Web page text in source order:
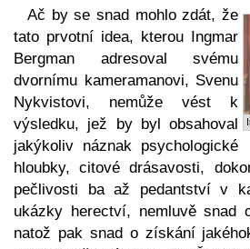
Ač by se snad mohlo zdát, že
tato prvotní idea, kterou Ingmar
Bergman adresoval svému
dvornímu kameramanovi, Svenu
Nykvistovi, nemůže vést k
výsledku, jež by byl obsahoval
jakýkoliv náznak psychologické
hloubky, citové drásavosti,
pečlivosti ba až pedantství v
ukázky herectví, nemluvě snad
natož pak snad o získání